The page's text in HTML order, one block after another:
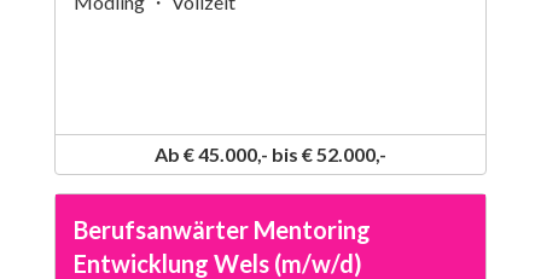
Ab € 45.000,- bis € 52.000,-
Berufsanwärter Mentoring
Entwicklung Wels (m/w/d)